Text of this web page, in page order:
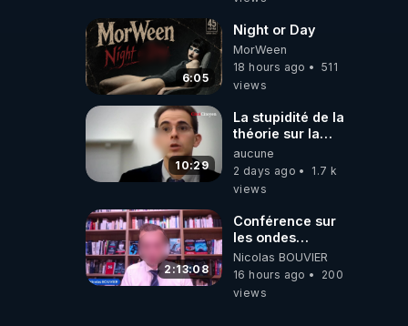
6:05
Night or Day
MorWeen
18 hours ago
511
views
10:29
La stupidité de la
théorie sur la
responsabilité de
l’homme
concernant le
carbone.
aucune
2 days ago
1.7 k
views
2:13:08
Conférence sur
les ondes
électromagnétiques
par Grégoire
Caustru et Bart de
Nicolas BOUVIER
16 hours ago
200
views